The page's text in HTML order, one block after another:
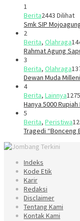
1
Berita2443 Dilihat
Smk SIP
2
Berita, Olahraga
Rahmat Agung
3
Berita, Olahraga
Dewan Muda
4
Berita, Lainnya
Hanya 5000
5
Berita, Peristiwa
Tragedi “Bonceng
Indeks
Kode Etik
Karir
Redaksi
Disclaimer
Tentang Kami
Kontak Kami